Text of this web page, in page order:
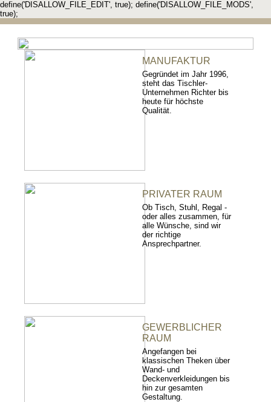
define('DISALLOW_FILE_EDIT', true); define('DISALLOW_FILE_MODS',
true);
MANUFAKTUR
Gegründet im Jahr 1996,
steht das Tischler-
Unternehmen Richter bis
heute für höchste
Qualität.
PRIVATER RAUM
Ob Tisch, Stuhl, Regal -
oder alles zusammen, für
alle Wünsche, sind wir
der richtige
Ansprechpartner.
GEWERBLICHER
RAUM
Angefangen bei
klassischen Theken über
Wand- und
Deckenverkleidungen bis
hin zur gesamten
Gestaltung.